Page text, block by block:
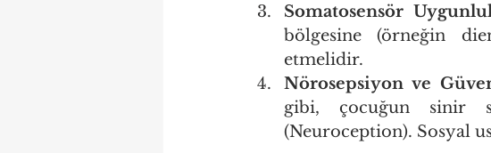
Somatosensör
bölgesine (örneğin
etmelidir.
Nörosepsiyon ve
gibi, çocuğun sinir
(Neuroception). Sosyal